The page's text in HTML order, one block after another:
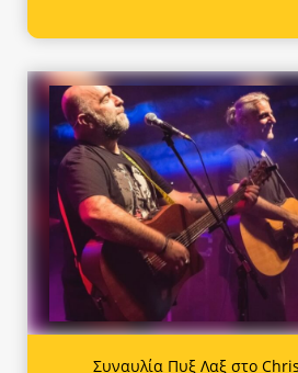
Συναυλία Πυξ Λαξ στο